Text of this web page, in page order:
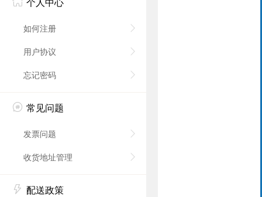
如何注册
用户协议
忘记密码
常见问题
发票问题
收货地址管理
配送政策